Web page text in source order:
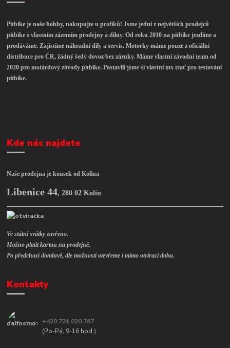
Pitbike je naše hobby, nakupujte u profíků! Jsme jedni z největších prodejců
pitbike s vlastním zázemím prodejny a dílny. Od roku 2010 na pitbike jezdíme a
prodáváme. Zajistíme náhradní díly a servis. Motorky máme pouze z oficiální
distribuce pro ČR, žádný šedý dovoz bez záruky. Máme vlastní závodní team od
2020 pro motárdový závody pitbike. Postavili jsme si vlastní mx trať pro testování
pitbike.
Kde nás najdete
Naše prodejna je kousek od Kolína
Libenice 44,280 02 Kolín
Ve státní svátky zavřeno.
Možno platit kartou na prodejně.
Po předchozí domluvě, dle možností otevřeme i mimo otvírací dobu.
Kontakty
+420 721 020 767
(Po-Pá, 9-16 hod.)